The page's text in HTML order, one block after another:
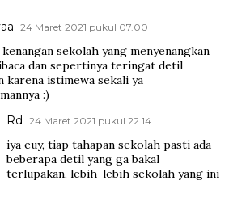
24 Maret 2021 pukul 07.00
sekolah yang menyenangkan
dan sepertinya teringat detil
karena istimewa sekali ya
:)
Rd 24 Maret 2021 pukul 22.14
iya euy, tiap tahapan sekolah pasti ada
beberapa detil yang ga bakal
terlupakan, lebih-lebih sekolah yang ini